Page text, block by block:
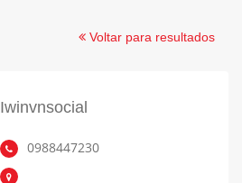
Voltar para resultados
Iwinvnsocial
0988447230